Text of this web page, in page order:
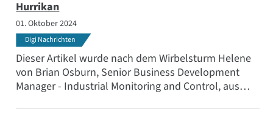
Hurrikan
01. Oktober 2024
Digi Nachrichten
Dieser Artikel wurde nach dem Wirbelsturm Helene
von Brian Osburn, Senior Business Development
Manager - Industrial Monitoring and Control, aus